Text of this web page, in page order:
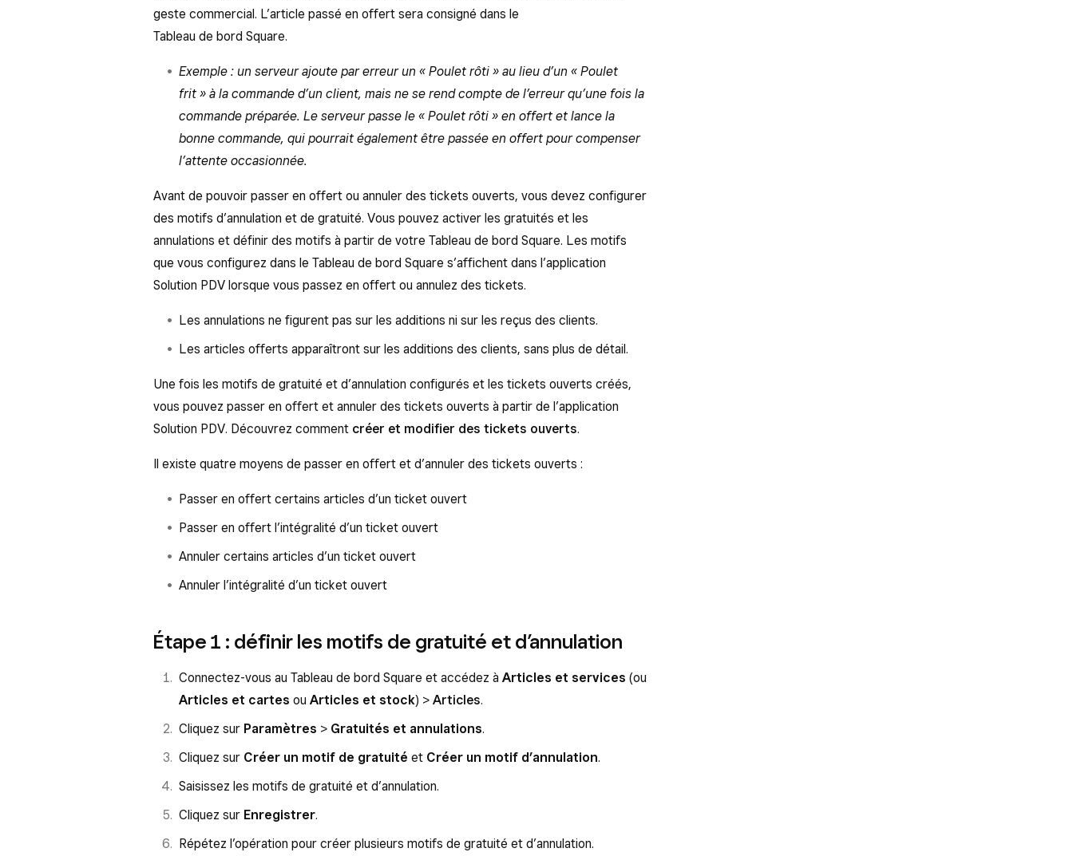
geste commercial. L’article passé en offert sera consigné dans le
Tableau de bord Square.
Exemple : un serveur ajoute par erreur un « Poulet rôti » au lieu d’un « Poulet
frit » à la commande d’un client, mais ne se rend compte de l’erreur qu’une fois la
commande préparée. Le serveur passe le « Poulet rôti » en offert et lance la
bonne commande, qui pourrait également être passée en offert pour compenser
l’attente occasionnée.
Avant de pouvoir passer en offert ou annuler des tickets ouverts, vous devez configurer
des motifs d’annulation et de gratuité. Vous pouvez activer les gratuités et les
annulations et définir des motifs à partir de votre Tableau de bord Square. Les motifs
que vous configurez dans le Tableau de bord Square s’affichent dans l’application
Solution PDV lorsque vous passez en offert ou annulez des tickets.
Les annulations ne figurent pas sur les additions ni sur les reçus des clients.
Les articles offerts apparaîtront sur les additions des clients, sans plus de détail.
Une fois les motifs de gratuité et d’annulation configurés et les tickets ouverts créés,
vous pouvez passer en offert et annuler des tickets ouverts à partir de l’application
Solution PDV. Découvrez comment créer et modifier des tickets ouverts.
Il existe quatre moyens de passer en offert et d’annuler des tickets ouverts :
Passer en offert certains articles d’un ticket ouvert
Passer en offert l’intégralité d’un ticket ouvert
Annuler certains articles d’un ticket ouvert
Annuler l’intégralité d’un ticket ouvert
Étape 1 : définir les motifs de gratuité et d’annulation
Connectez-vous au Tableau de bord Square et accédez à Articles et services (ou
Articles et cartes ou Articles et stock) > Articles.
Cliquez sur Paramètres > Gratuités et annulations.
Cliquez sur Créer un motif de gratuité et Créer un motif d’annulation.
Saisissez les motifs de gratuité et d’annulation.
Cliquez sur Enregistrer.
Répétez l’opération pour créer plusieurs motifs de gratuité et d’annulation.